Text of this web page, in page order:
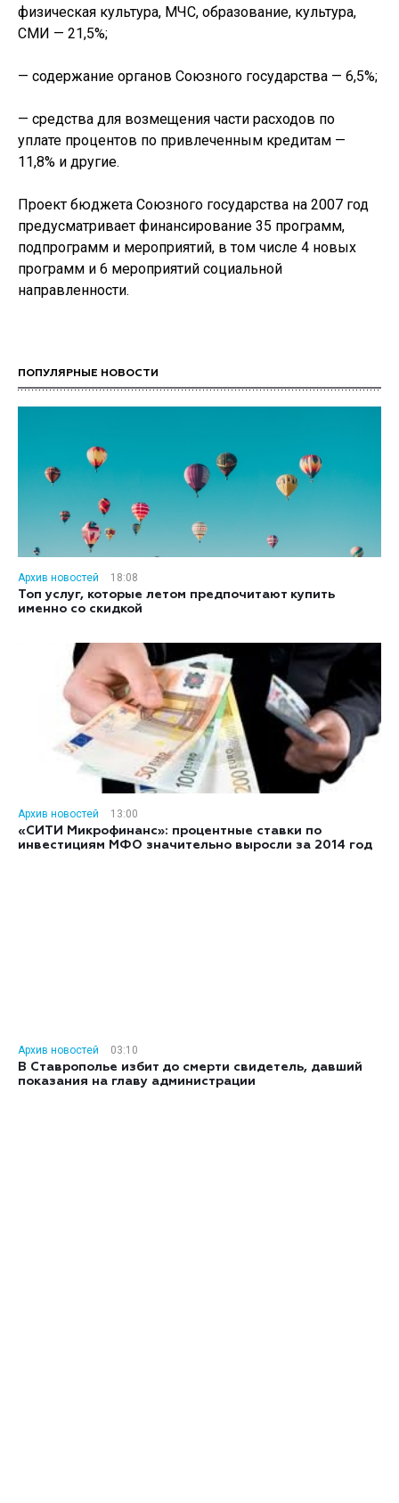
физическая культура, МЧС, образование, культура,
СМИ — 21,5%;
— содержание органов Союзного государства — 6,5%;
— средства для возмещения части расходов по
уплате процентов по привлеченным кредитам —
11,8% и другие.
Проект бюджета Союзного государства на 2007 год
предусматривает финансирование 35 программ,
подпрограмм и мероприятий, в том числе 4 новых
программ и 6 мероприятий социальной
направленности.
ПОПУЛЯРНЫЕ НОВОСТИ
Архив новостей
18:08
Топ услуг, которые летом предпочитают купить
именно со скидкой
Архив новостей
13:00
«СИТИ Микрофинанс»: процентные ставки по
инвестициям МФО значительно выросли за 2014 год
Архив новостей
03:10
В Ставрополье избит до смерти свидетель, давший
показания на главу администрации